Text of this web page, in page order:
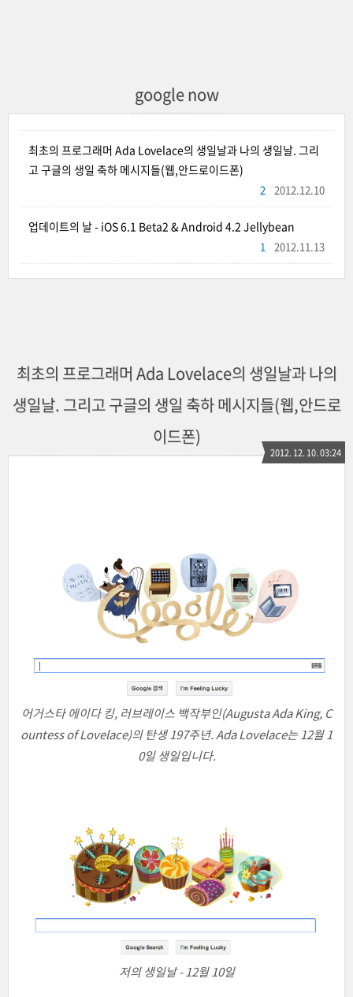
google now
최초의 프로그래머 Ada Lovelace의 생일날과 나의 생일날. 그리
고 구글의 생일 축하 메시지들(웹,안드로이드폰)
2012.12.10
2
업데이트의 날 - iOS 6.1 Beta2 & Android 4.2 Jellybean
2012.11.13
1
최초의 프로그래머 Ada Lovelace의 생일날과 나의
생일날. 그리고 구글의 생일 축하 메시지들(웹,안드로
이드폰)
2012. 12. 10. 03:24
어거스타 에이다 킹, 러브레이스 백작부인(Augusta Ada King, C
ountess of Lovelace)의 탄생 197주년. Ada Lovelace는 12월 1
0일 생일입니다.
저의 생일날 - 12월 10일